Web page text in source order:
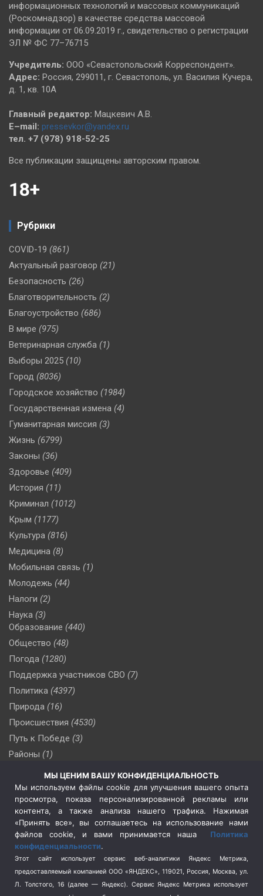
информационных технологий и массовых коммуникаций
(Роскомнадзор) в качестве средства массовой
информации от 06.09.2019 г., свидетельство о регистрации
ЭЛ № ФС 77–76715
Учредитель: ООО «Севастопольский Корреспондент».
Адрес: Россия, 299011, г. Севастополь, ул. Василия Кучера,
д. 1, кв. 10А
Главный редактор: Мацкевич А.В.
E–mail: pressevkor@yandex.ru
тел. +7 (978) 918-52-25
Все публикации защищены авторским правом.
18+
Рубрики
COVID-19 (861)
Актуальный разговор (21)
Безопасность (26)
Благотворительность (2)
Благоустройство (686)
В мире (975)
Ветеринарная служба (1)
Выборы 2025 (10)
Город (8036)
Городское хозяйство (1984)
Государственная измена (4)
Гуманитарная миссия (3)
Жизнь (6799)
Законы (36)
Здоровье (409)
История (11)
Криминал (1012)
Крым (1177)
Культура (816)
Медицина (8)
Мобильная связь (1)
Молодежь (44)
Налоги (2)
Наука (3)
Образование (440)
Общество (48)
Погода (1280)
Поддержка участников СВО (7)
Политика (4397)
Природа (16)
Происшествия (4530)
Путь к Победе (3)
Районы (1)
(510)
Сельское хозяйство (3)
Социальная политика
(3)
Спецоперация в Украине
Спецоперация на Украине
(404)
Спорт (740)
Терроризм (1)
МЫ ЦЕНИМ ВАШУ КОНФИДЕНЦИАЛЬНОСТЬ
Мы используем файлы cookie для улучшения вашего опыта
просмотра, показа персонализированной рекламы или
контента, а также анализа нашего трафика. Нажимая
«Принять все», вы соглашаетесь на использование нами
файлов cookie, и вами принимается наша Политика
конфиденциальности.
Этот сайт использует сервис веб-аналитики Яндекс Метрика,
предоставляемый компанией ООО «ЯНДЕКС», 119021, Россия, Москва, ул.
Л. Толстого, 16 (далее — Яндекс). Сервис Яндекс Метрика использует